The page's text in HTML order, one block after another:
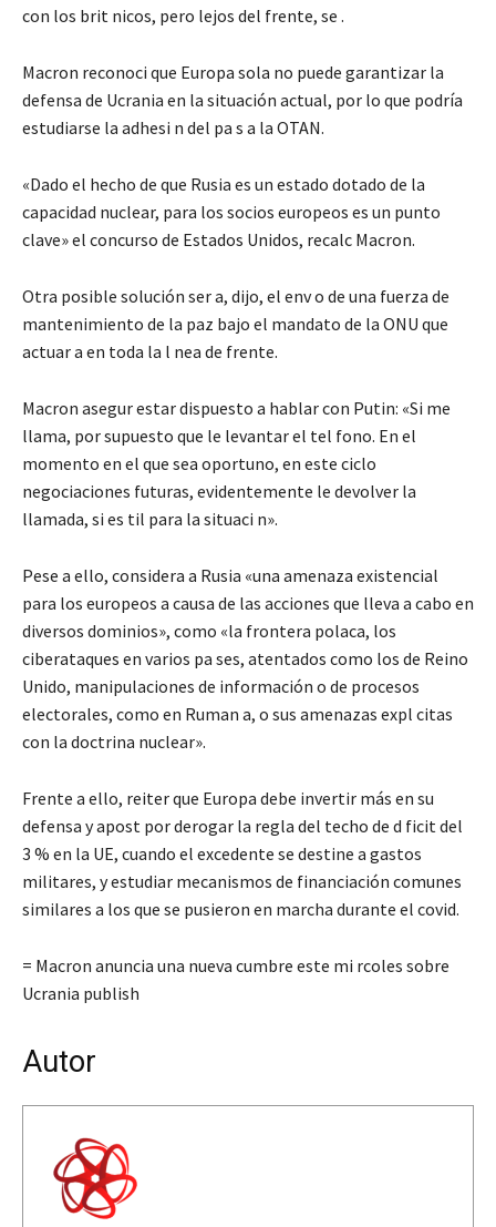
con los brit nicos, pero lejos del frente, se .
Macron reconoci que Europa sola no puede garantizar la
defensa de Ucrania en la situación actual, por lo que podría
estudiarse la adhesi n del pa s a la OTAN.
«Dado el hecho de que Rusia es un estado dotado de la
capacidad nuclear, para los socios europeos es un punto
clave» el concurso de Estados Unidos, recalc Macron.
Otra posible solución ser a, dijo, el env o de una fuerza de
mantenimiento de la paz bajo el mandato de la ONU que
actuar a en toda la l nea de frente.
Macron asegur estar dispuesto a hablar con Putin: «Si me
llama, por supuesto que le levantar el tel fono. En el
momento en el que sea oportuno, en este ciclo
negociaciones futuras, evidentemente le devolver la
llamada, si es til para la situaci n».
Pese a ello, considera a Rusia «una amenaza existencial
para los europeos a causa de las acciones que lleva a cabo en
diversos dominios», como «la frontera polaca, los
ciberataques en varios pa ses, atentados como los de Reino
Unido, manipulaciones de información o de procesos
electorales, como en Ruman a, o sus amenazas expl citas
con la doctrina nuclear».
Frente a ello, reiter que Europa debe invertir más en su
defensa y apost por derogar la regla del techo de d ficit del
3 % en la UE, cuando el excedente se destine a gastos
militares, y estudiar mecanismos de financiación comunes
similares a los que se pusieron en marcha durante el covid.
= Macron anuncia una nueva cumbre este mi rcoles sobre
Ucrania publish
Autor